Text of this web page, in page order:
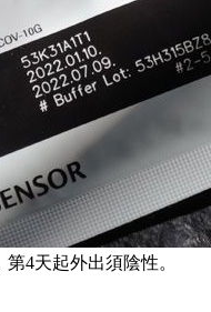
4天起外出須陰性。